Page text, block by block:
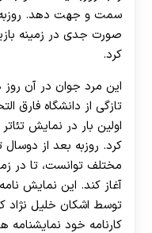
30 تا 50
صورت جدی در زمینه
کرد.
این مرد جوان در آن
تازگی از دانشگاه فارق
اولین بار در نمایش
کرد. روزبه بعد از
مختلف توانست، تا در
آغاز کند. این نمایش
توسط اشکان خلیل نژاد
کارنامه خود نمایشنامه